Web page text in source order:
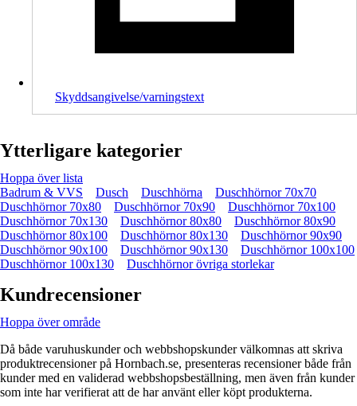
Skyddsangivelse/varningstext
Ytterligare kategorier
Hoppa över lista
Badrum & VVS
Dusch Duschhörna
Duschhörnor 70x70
Duschhörnor 70x80
Duschhörnor 70x90
Duschhörnor 70x100
Duschhörnor 70x130
Duschhörnor 80x80
Duschhörnor 80x90
Duschhörnor 80x100
Duschhörnor 80x130
Duschhörnor 90x90
Duschhörnor 90x100
Duschhörnor 90x130
Duschhörnor 100x100
Duschhörnor 100x130
Duschhörnor övriga storlekar
Kundrecensioner
Hoppa över område
Då både varuhuskunder och webbshopskunder välkomnas att skriva
produktrecensioner på Hornbach.se, presenteras recensioner både från
kunder med en validerad webbshopsbeställning, men även från kunder
som inte har verifierat att de har använt eller köpt produkterna.